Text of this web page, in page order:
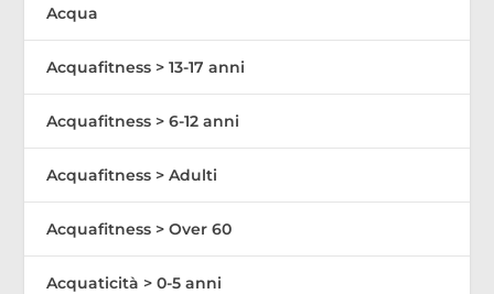
Acqua
Acquafitness > 13-17 anni
Acquafitness > 6-12 anni
Acquafitness > Adulti
Acquafitness > Over 60
Acquaticità > 0-5 anni